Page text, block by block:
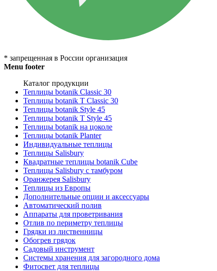
* запрещенная в России организация
Menu footer
Каталог продукции
Теплицы botanik Classic 30
Теплицы botanik T Classic 30
Теплицы botanik Style 45
Теплицы botanik Т Style 45
Теплицы botanik на цоколе
Теплицы botanik Planter
Индивидуальные теплицы
Теплицы Salisbury
Квадратные теплицы botanik Cube
Теплицы Salisbury с тамбуром
Оранжерея Salisbury
Теплицы из Европы
Дополнительные опции и аксессуары
Автоматический полив
Аппараты для проветривания
Отлив по периметру теплицы
Грядки из лиственницы
Обогрев грядок
Садовый инструмент
Системы хранения для загородного дома
Фитосвет для теплицы